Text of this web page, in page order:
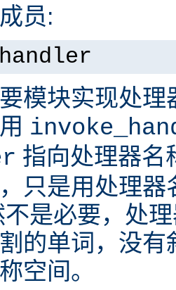
员:
模块实现处
指向处理器名
只是用处理
是必要，处
的单词，没
空间。